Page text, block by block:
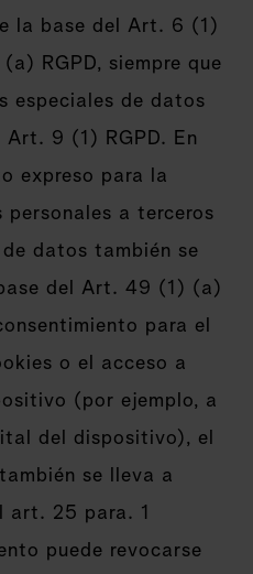
la base del Art. 6 (1)
RGPD, siempre que
especiales de datos
9 (1) RGPD. En
expreso para la
a terceros
datos también se
del Art. 49 (1) (a)
para el
o el acceso a
(por ejemplo, a
del dispositivo), el
se lleva a
art. 25 para. 1
puede revocarse